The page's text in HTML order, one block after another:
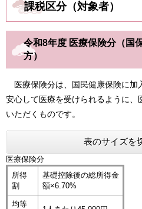
課税区分（対象者）
令和8年度 医療保険分（国
方）
医療保険分は、国民健康保険に加
安心して医療を受けられるように、
いただくものです。
表のサイズを
医療保険分
所得
割
基礎控除後の総所得金
額×6.70%
均等